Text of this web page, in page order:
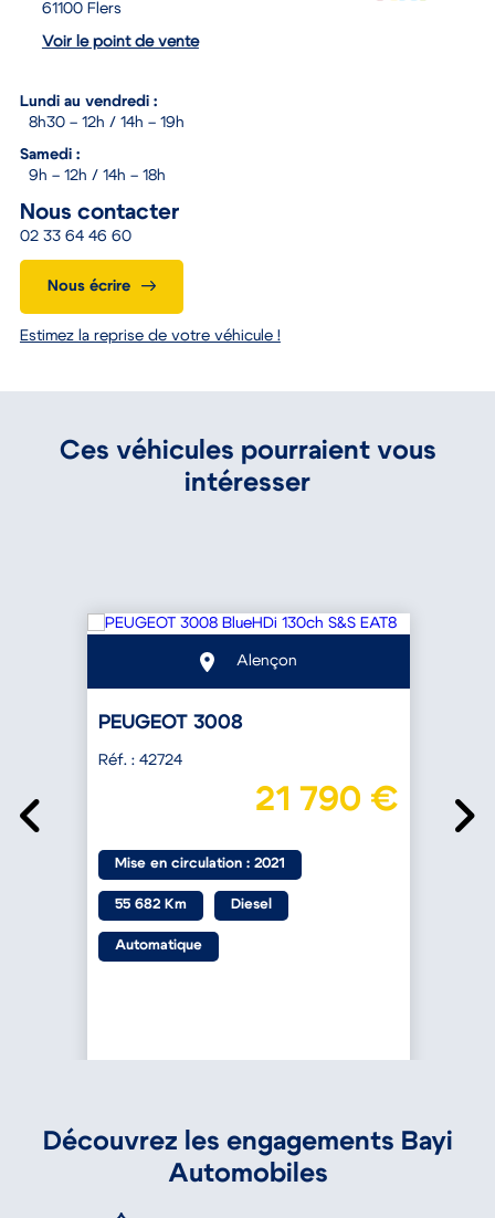
61100 Flers
Voir le point de vente
Lundi au vendredi :
8h30 – 12h / 14h – 19h
Samedi :
9h – 12h / 14h – 18h
Nous contacter
02 33 64 46 60
Nous écrire
Estimez la reprise de votre véhicule !
Ces véhicules pourraient vous
intéresser
Alençon
PEUGEOT 3008
Réf. : 42724
21 790 €
Mise en circulation : 2021
55 682 Km Diesel
Automatique